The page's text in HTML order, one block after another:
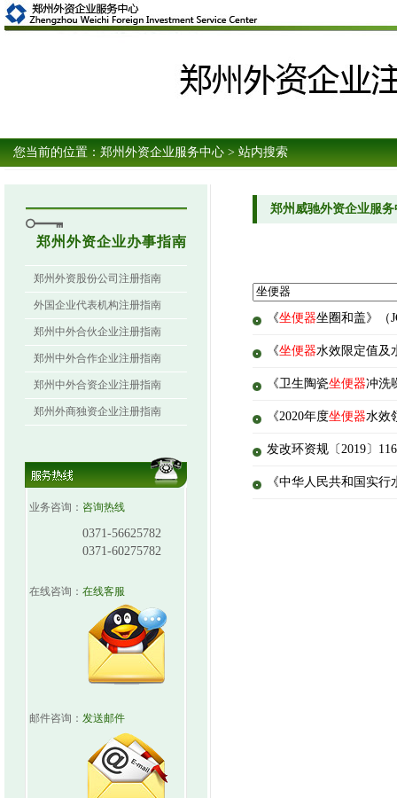
您当前的位置： 郑州外资企业服务中心 > 站内搜索
郑州外资企业办事指南
郑州外资股份公司注册指南
外国企业代表机构注册指南
郑州中外合伙企业注册指南
郑州中外合作企业注册指南
郑州中外合资企业注册指南
郑州外商独资企业注册指南
业务咨询： 咨询热线
0371-56625782
0371-60275782
在线咨询： 在线客服
邮件咨询： 发送邮件
郑州威驰外资企业服
《坐便器坐圈和盖》（
《坐便器水效限定值及
《卫生陶瓷坐便器冲洗
《2020年度坐便器水效
发改环资规〔2019〕
《中华人民共和国实